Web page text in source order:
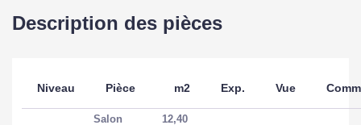
Description des pièces
Niveau Pièce m2 Exp. Vue
Salon 12,40